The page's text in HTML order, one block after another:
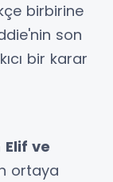
birbirine
son
bir karar
Elif ve
ortaya